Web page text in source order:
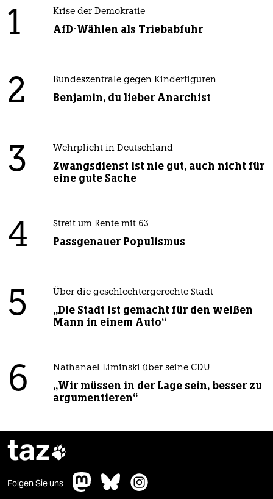
1 Krise der Demokratie
AfD-Wählen als Triebabfuhr
2 Bundeszentrale gegen Kinderfiguren
Benjamin, du lieber Anarchist
3 Wehrplicht in Deutschland
Zwangsdienst ist nie gut, auch nicht für
eine gute Sache
4 Streit um Rente mit 63
Passgenauer Populismus
5 Über die geschlechtergerechte Stadt
„Die Stadt ist gemacht für den weißen
Mann in einem Auto“
6 Nathanael Liminski über seine CDU
„Wir müssen in der Lage sein, besser zu
argumentieren“
taz
Folgen Sie uns